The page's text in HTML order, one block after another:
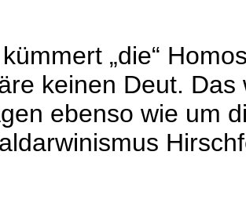
„die“
keinen Deut.
ebenso wie um